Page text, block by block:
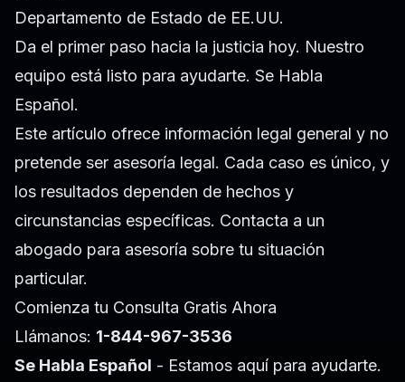
Departamento de Estado de EE.UU.
Da el primer paso hacia la justicia hoy. Nuestro
equipo está listo para ayudarte. Se Habla
Español.
Este artículo ofrece información legal general y no
pretende ser asesoría legal. Cada caso es único, y
los resultados dependen de hechos y
circunstancias específicas. Contacta a un
abogado para asesoría sobre tu situación
particular.
Comienza tu Consulta Gratis Ahora
Llámanos: 1-844-967-3536
Se Habla Español - Estamos aquí para ayudarte.